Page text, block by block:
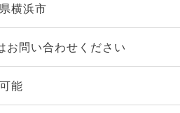
横浜市
お問い合わせください
能